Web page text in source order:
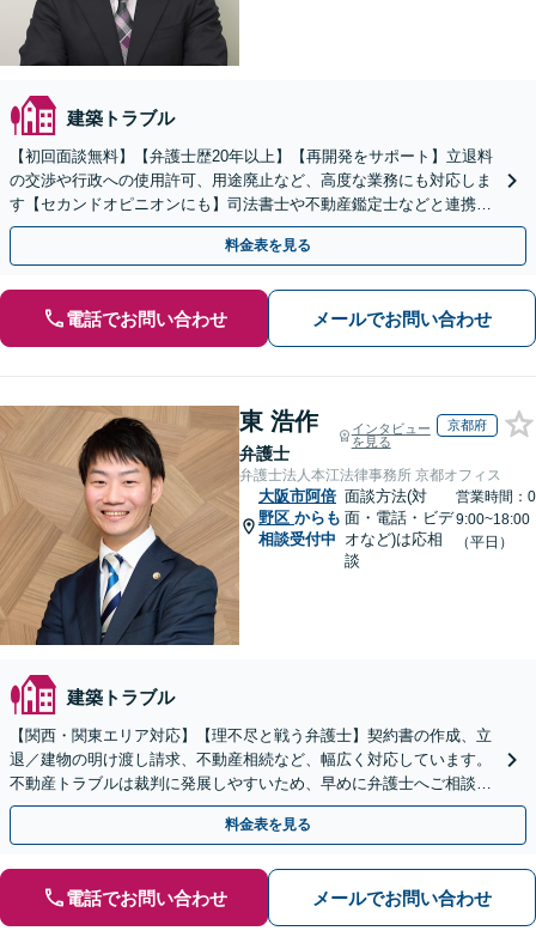
建築トラブル
【初回面談無料】【弁護士歴20年以上】【再開発をサポート】立退料
の交渉や行政への使用許可、用途廃止など、高度な業務にも対応しま
す【セカンドオピニオンにも】司法書士や不動産鑑定士などと連携。
農地や山林などもお任せください【枚方市駅6分】
料金表を見る
電話でお問い合わせ メールでお問い合わせ
東 浩作
弁護士
インタビュー
を見る
京都府
弁護士法人本江法律事務所 京都オフィス
大阪市阿倍
野区 からも
相談受付中
面談方法(対
面・電話・ビデ
オなど)は応相
談
営業時間：0
9:00~18:00
（平日）
建築トラブル
【関西・関東エリア対応】【理不尽と戦う弁護士】契約書の作成、立
退／建物の明け渡し請求、不動産相続など、幅広く対応しています。
不動産トラブルは裁判に発展しやすいため、早めに弁護士へご相談く
ださい。【電話・メール・WEB相談可】
料金表を見る
電話でお問い合わせ メールでお問い合わせ